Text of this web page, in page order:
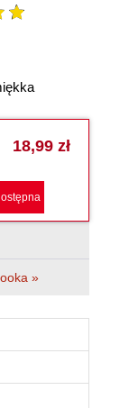
18,99 zł
»